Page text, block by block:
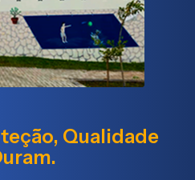
Qualidade